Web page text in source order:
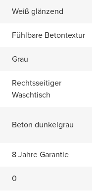
Weiß glänzend
Fühlbare Betontextur
Grau
Rechtsseitiger
Waschtisch
Beton dunkelgrau
8 Jahre Garantie
0